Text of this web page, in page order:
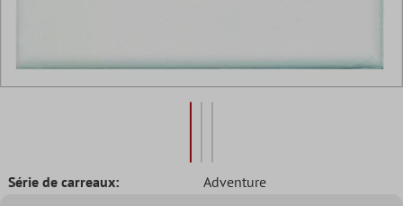
Série de carreaux: Adventure